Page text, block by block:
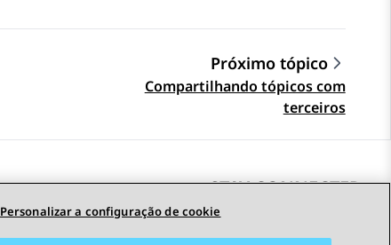
Próximo tópico
Compartilhando tópicos com
terceiros
STAY CONNECTED
Personalizar a configuração de cookie